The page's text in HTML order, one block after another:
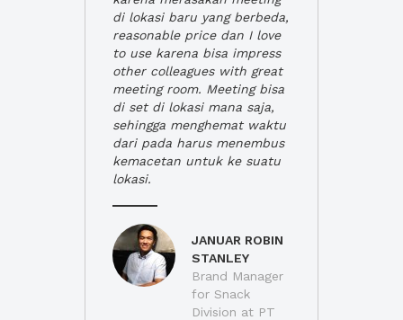
di lokasi baru yang berbeda,
reasonable price dan I love
to use karena bisa impress
other colleagues with great
meeting room. Meeting bisa
di set di lokasi mana saja,
sehingga menghemat waktu
dari pada harus menembus
kemacetan untuk ke suatu
lokasi.
JANUAR ROBIN
STANLEY
Brand Manager
for Snack
Division at PT